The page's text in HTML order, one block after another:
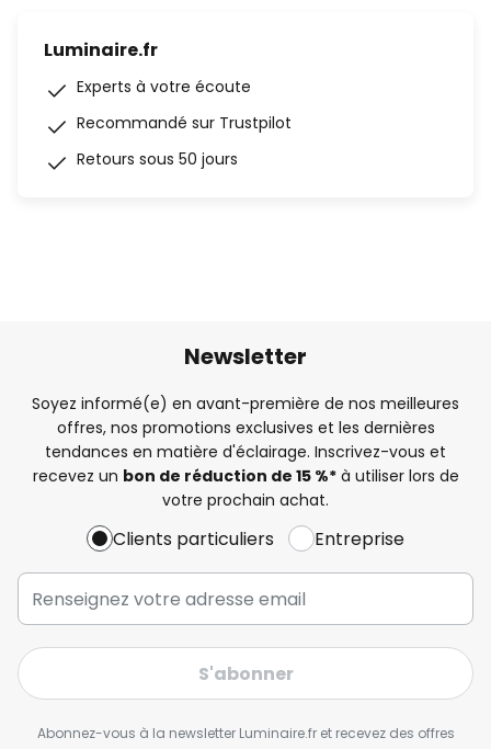
Luminaire.fr
Experts à votre écoute
Recommandé sur Trustpilot
Retours sous 50 jours
Newsletter
Soyez informé(e) en avant-première de nos meilleures
offres, nos promotions exclusives et les dernières
tendances en matière d'éclairage. Inscrivez-vous et
recevez un bon de réduction de 15 %*à utiliser lors de
votre prochain achat.
Clients particuliers Entreprise
S'abonner
Abonnez-vous à la newsletter Luminaire.fr et recevez des offres